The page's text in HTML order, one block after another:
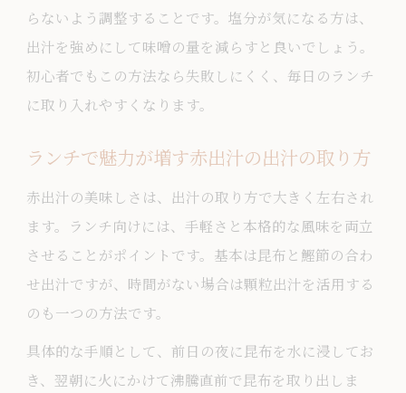
らないよう調整することです。塩分が気になる方は、
出汁を強めにして味噌の量を減らすと良いでしょう。
初心者でもこの方法なら失敗しにくく、毎日のランチ
に取り入れやすくなります。
ランチで魅力が増す赤出汁の出汁の取り方
赤出汁の美味しさは、出汁の取り方で大きく左右され
ます。ランチ向けには、手軽さと本格的な風味を両立
させることがポイントです。基本は昆布と鰹節の合わ
せ出汁ですが、時間がない場合は顆粒出汁を活用する
のも一つの方法です。
具体的な手順として、前日の夜に昆布を水に浸してお
き、翌朝に火にかけて沸騰直前で昆布を取り出しま